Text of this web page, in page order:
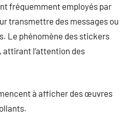
fréquemment employés par
transmettre des messages ou
Le phénomène des stickers
attirant l’attention des
à afficher des œuvres